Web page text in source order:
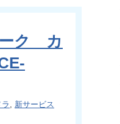
ーク カ
, 新サービス